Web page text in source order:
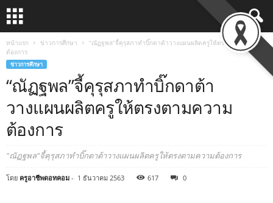
หน้าแรก ข่าวการศึกษา
“ณัฏฐพล”จี้คุรุสภาทำบิ๊กดาต้าวางแผนผลิตครูให้ตรงตามความ
ต้องการ
ข่าวการศึกษา
“ณัฏฐพล”จี้คุรุสภาทำบิ๊กดาต้า
วางแผนผลิตครูให้ตรงตามความ
ต้องการ
"ณัฏฐพล"จี้คุรุสภาทำบิ๊กดาต้าวางแผนผลิตครูให้ตรงตามความต้องการ
โดย ครูอาชีพดอทคอม - 1 ธันวาคม 2563 617 0